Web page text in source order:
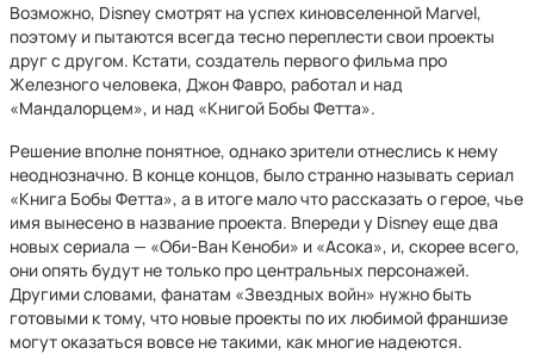
Возможно, Disney смотрят на успех киновселенной Marvel,
поэтому и пытаются всегда тесно переплести свои проекты
друг с другом. Кстати, создатель первого фильма про
Железного человека, Джон Фавро, работал и над
«Мандалорцем», и над «Книгой Бобы Фетта».
Решение вполне понятное, однако зрители отнеслись к нему
неоднозначно. В конце концов, было странно называть сериал
«Книга Бобы Фетта», а в итоге мало что рассказать о герое, чье
имя вынесено в название проекта. Впереди у Disney еще два
новых сериала — «Оби-Ван Кеноби» и «Асока», и, скорее всего,
они опять будут не только про центральных персонажей.
Другими словами, фанатам «Звездных войн» нужно быть
готовыми к тому, что новые проекты по их любимой франшизе
могут оказаться вовсе не такими, как многие надеются.